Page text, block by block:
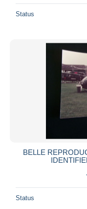
Status
BELLE
Status